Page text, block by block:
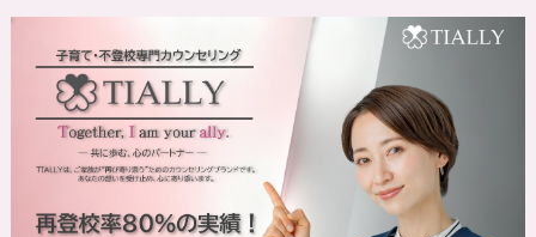
A
L
Y
【
公
式
カ
ッ
の
“
再
出
発
”
を